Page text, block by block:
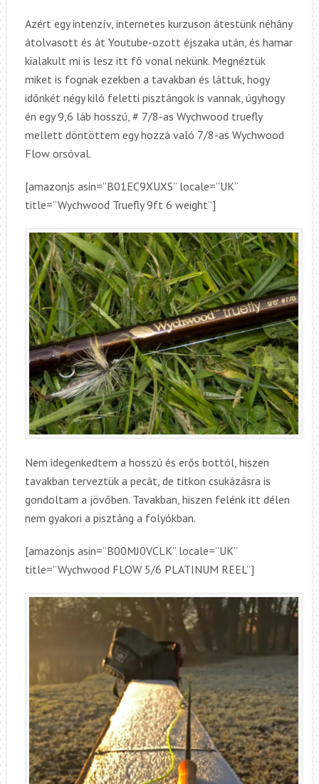
Azért egy intenzív, internetes kurzuson átestünk néhány
átolvasott és át Youtube-ozott éjszaka után, és hamar
kialakult mi is lesz itt fő vonal nekünk. Megnéztük
miket is fognak ezekben a tavakban és láttuk, hogy
időnkét négy kiló feletti pisztángok is vannak, úgyhogy
én egy 9,6 láb hosszú, # 7/8-as Wychwood truefly
mellett döntöttem egy hozzá való 7/8-as Wychwood
Flow orsóval.
[amazonjs asin=”B01EC9XUXS” locale=”UK”
title=”Wychwood Truefly 9ft 6 weight”]
Nem idegenkedtem a hosszú és erős bottól, hiszen
tavakban terveztük a pecát, de titkon csukázásra is
gondoltam a jövőben. Tavakban, hiszen felénk itt délen
nem gyakori a pisztáng a folyókban.
[amazonjs asin=”B00MJ0VCLK” locale=”UK”
title=”Wychwood FLOW 5/6 PLATINUM REEL”]